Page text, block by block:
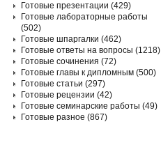
Готовые презентации (429)
Готовые лабораторные работы
(502)
Готовые шпаргалки (462)
Готовые ответы на вопросы (1218)
Готовые сочинения (72)
Готовые главы к дипломным (500)
Готовые статьи (297)
Готовые рецензии (42)
Готовые семинарские работы (49)
Готовые разное (867)